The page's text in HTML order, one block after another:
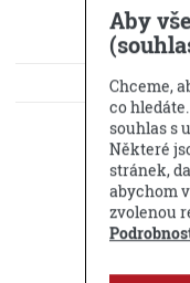
Aby
Chceme,
co
souhlas s
Některé
stránek,
abychom
zvolenou